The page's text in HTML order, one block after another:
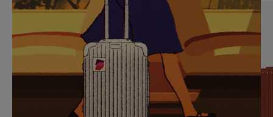
SUR
POUR
METTRE
VEUILLEZ
CLIQUER
POUR
RÉACTIVER
LE